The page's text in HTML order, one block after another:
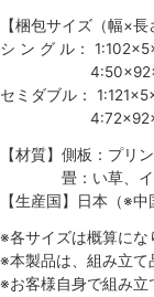
【梱包サイズ（幅×長
シ ン グ ル：
4:50×92×5／
セミダブル：
4:72×92×5／
【材質】側板：プリ
畳：い草、イン
【生産国】日本（※
※各サイズは概算にな
※本製品は、組み立て
※お客様自身で組み立